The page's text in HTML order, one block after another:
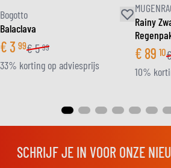
Bogotto
Balaclava
€3 99€5 99
33% korting op adviesprijs
Rainy
€ 89 10
10%
SCHRIJF JE IN VOOR ONZE